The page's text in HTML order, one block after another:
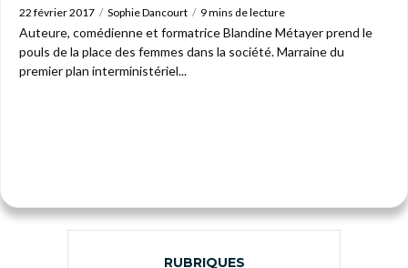
22 février 2017 Sophie Dancourt 9 mins de lecture
Auteure, comédienne et formatrice Blandine Métayer prend le
pouls de la place des femmes dans la société. Marraine du
premier plan interministériel...
RUBRIQUES